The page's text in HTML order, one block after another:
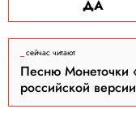
ДА
сейчас читают
Песню Монеточки
российской